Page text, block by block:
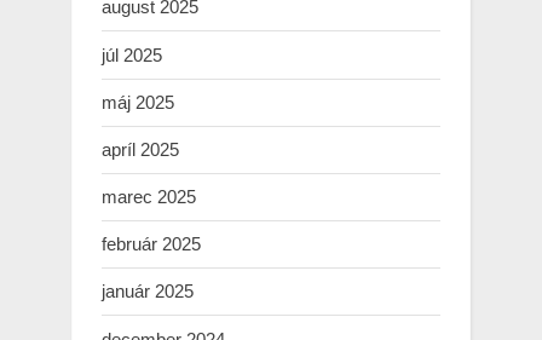
august 2025
júl 2025
máj 2025
apríl 2025
marec 2025
február 2025
január 2025